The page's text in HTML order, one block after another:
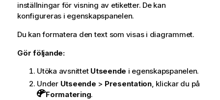
inställningar för visning av etiketter. De kan
konfigureras i egenskapspanelen.
Du kan formatera den text som visas i diagrammet.
Gör följande:
Utöka avsnittet Utseende i egenskapspanelen.
Under Utseende > Presentation, klickar du på
Formatering.